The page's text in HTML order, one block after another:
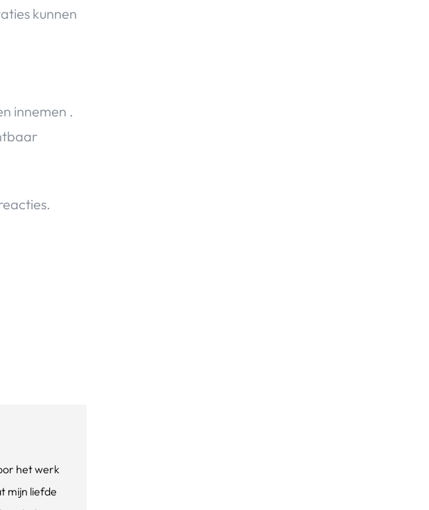
kunnen
innemen .
het werk
mijn liefde